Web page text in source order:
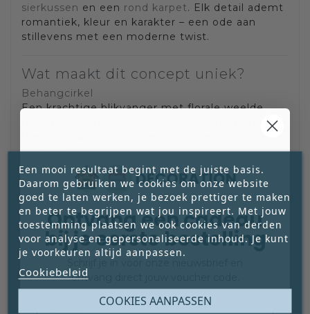
sierkussen en een rond karpet. Elk detail ademt
romantiek, kleur en karakter – een ode aan
stillevens met een moderne twist.
Wat maakt dit concept uniek?
Behangcirkel
Een krachtige blikvanger met florale weelde.
Brengt zachtheid én structuur in het interieur.
console.
Rond karpet
De bloemen zweven subtiel over een zachte
ondergrond. De ronde vorm verzacht rechte
lijnen in je interieur en trekt meteen de
aandacht naar zich toe.
Fluwelen kussen
Zacht, rijk en sfeervol. De diepe kleurtonen van
het bloemenschilderij komen prachtig tot leven
op het glanzende velours.
Een mooi resultaat begint met de juiste basis.
Daarom gebruiken we cookies om onze website
goed te laten werken, je bezoek prettiger te maken
en beter te begrijpen wat jou inspireert. Met jouw
toestemming plaatsen we ook cookies van derden
voor analyse en gepersonaliseerde inhoud. Je kunt
je voorkeuren altijd aanpassen.
Cookiebeleid
COOKIES AANPASSEN
Ontvang een cadeau
bij je eerste bestelling
ontvang direct jouw voucher code.